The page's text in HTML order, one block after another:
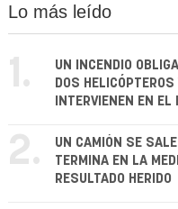
Lo más leído
1.
UN INCENDIO
DOS
INTERVIENEN EN EL
2.
UN CAMIÓN SE
TERMINA EN LA
RESULTADO HERIDO